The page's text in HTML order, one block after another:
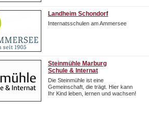
Landheim Schondorf
Internatsschulen am Ammersee
Steinmühle Marburg
Schule & Internat
Die Steinmühle ist eine
Gemeinschaft, die trägt. Hier kann
Ihr Kind leben, lernen und wachsen!